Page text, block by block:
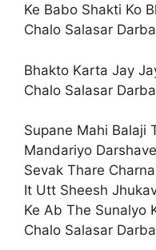
Ke Babo Shakti Ko
Chalo Salasar
Bhakto Karta Jay
Chalo Salasar
Supane Mahi Balaji
Mandariyo Darshave
Sevak Thare
It Utt Sheesh
Ke Ab The Sunalyo
Chalo Salasar